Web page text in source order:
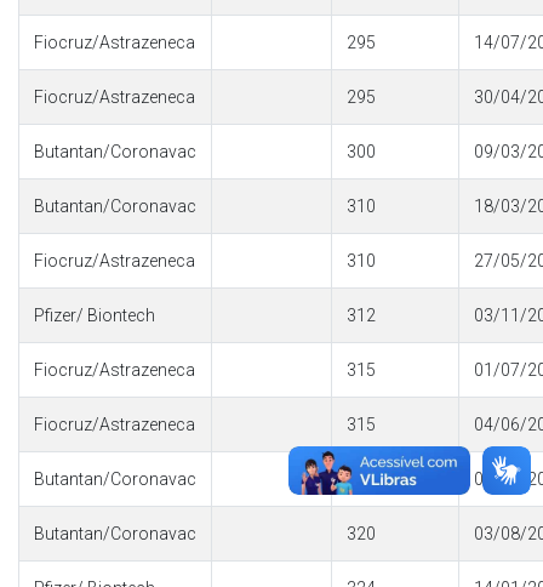
Fiocruz/Astrazeneca 295 14/07/
Fiocruz/Astrazeneca 295 30/04/
Butantan/Coronavac 300 09/03/
Butantan/Coronavac 310 18/03/
Fiocruz/Astrazeneca 310 27/05/
Pfizer/ Biontech 312 03/11/
Fiocruz/Astrazeneca 315 01/07/
Fiocruz/Astrazeneca 315 04/06/
Butantan/Coronavac 320 03/08/
Butantan/Coronavac 320 03/08/